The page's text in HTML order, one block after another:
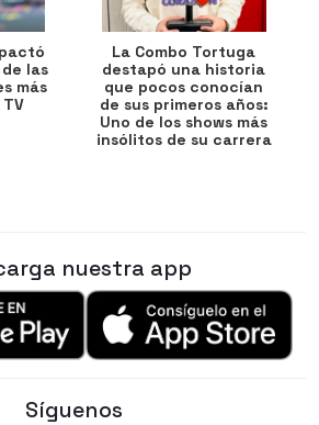
las
más
La Combo Tortuga
destapó una historia
que pocos conocían
de sus primeros años:
Uno de los shows más
insólitos de su carrera
nuestra app
Síguenos